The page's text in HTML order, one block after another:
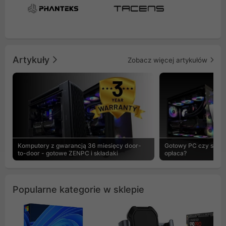
Artykuły Zobacz więcej artykułów
Komputery z gwarancją 36 miesięcy door-
to-door - gotowe ZENPC i składaki
Gotowy PC czy
opłaca?
Popularne kategorie w sklepie